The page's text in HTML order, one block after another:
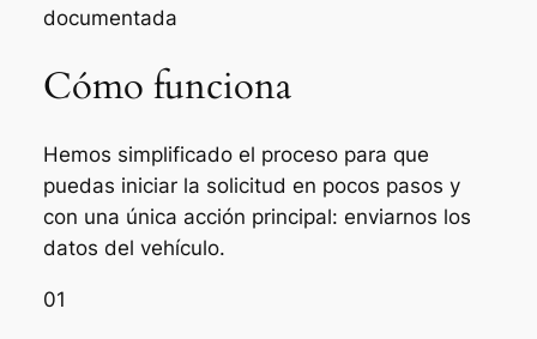
documentada
Cómo funciona
Hemos simplificado el proceso para que
puedas iniciar la solicitud en pocos pasos y
con una única acción principal: enviarnos los
datos del vehículo.
01